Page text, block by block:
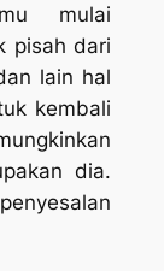
mulai
pisah dari
lain hal
kembali
dia.